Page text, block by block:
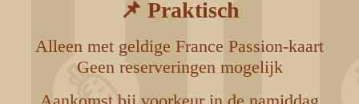
📌 Praktisch
Alleen met geldige France Passion-kaart
Geen reserveringen mogelijk